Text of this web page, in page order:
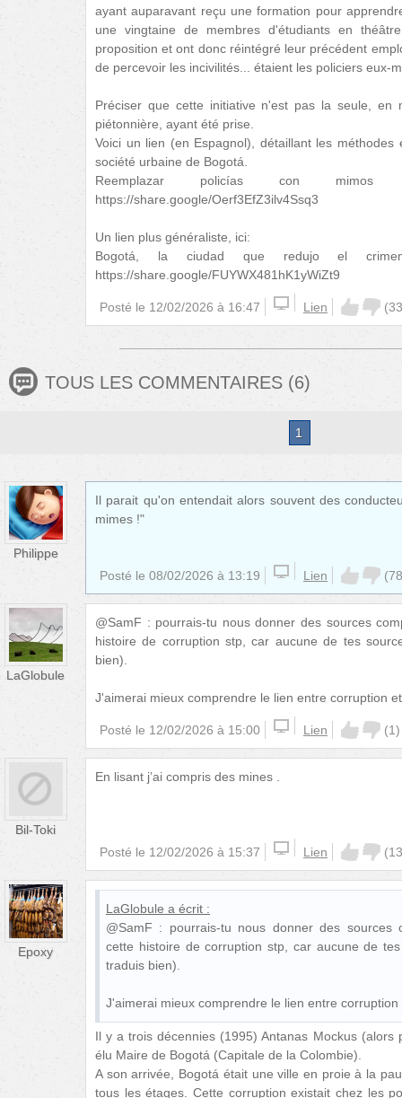
ayant auparavant reçu une formation pour
une vingtaine de membres d'étudiants en
proposition et ont donc réintégré leur précédent
de percevoir les incivilités... étaient les policiers eux-
Préciser que cette initiative n'est pas la seule, en
piétonnière, ayant été prise.
Voici un lien (en Espagnol), détaillant les
société urbaine de Bogotá.
Reemplazar policías con
https://share.google/Oerf3EfZ3ilv4Ssq3
Un lien plus généraliste, ici:
Bogotá, la ciudad que redujo el
https://share.google/FUYWX481hK1yWiZt9
Posté le 12/02/2026 à 16:47 Lien (33
TOUS LES COMMENTAIRES (6)
1
Philippe
Il parait qu'on entendait alors souvent des
mimes !"
Posté le 08/02/2026 à 13:19 Lien (78
LaGlobule
@SamF : pourrais-tu nous donner des sources
histoire de corruption stp, car aucune de tes
bien).
J'aimerai mieux comprendre le lien entre corruption
Posté le 12/02/2026 à 15:00 Lien (1)
Bil-Toki
En lisant j’ai compris des mines .
Posté le 12/02/2026 à 15:37 Lien (13
Epoxy
LaGlobule a écrit :
@SamF : pourrais-tu nous donner des sources
cette histoire de corruption stp, car aucune de
traduis bien).
J'aimerai mieux comprendre le lien entre
Il y a trois décennies (1995) Antanas Mockus (alors
élu Maire de Bogotá (Capitale de la Colombie).
A son arrivée, Bogotá était une ville en proie à la
tous les étages. Cette corruption existait chez les